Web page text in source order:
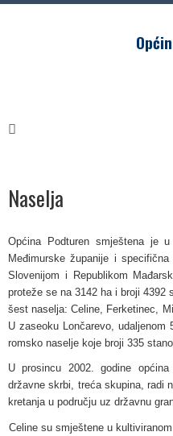
Naselja
Općina Podturen smještena je
Međimurske županije i
Slovenijom i Republikom
proteže se na 3142 ha i broji 4392
šest naselja: Celine, Ferketinec,
U zaseoku Lončarevo,
romsko naselje koje broji 335
U prosincu 2002. godine
državne skrbi, treća skupina, radi
kretanja u području uz državnu
Celine su smještene u